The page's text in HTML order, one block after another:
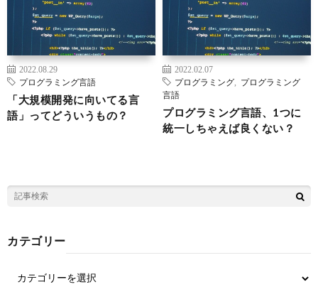
2022.08.29
プログラミング言語
「大規模開発に向いてる言
語」ってどういうもの？
2022.02.07
プログラミング
プログラミング
言語
プログラミング言語、1つに
統一しちゃえば良くない？
カテゴリー